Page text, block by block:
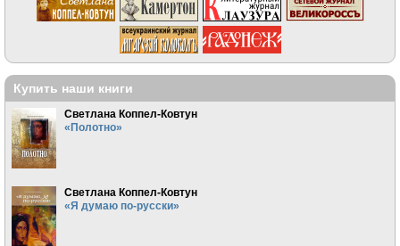
Купить наши книги
Светлана Коппел-Ковтун
«Полотно»
Светлана Коппел-Ковтун
«Я думаю по-русски»